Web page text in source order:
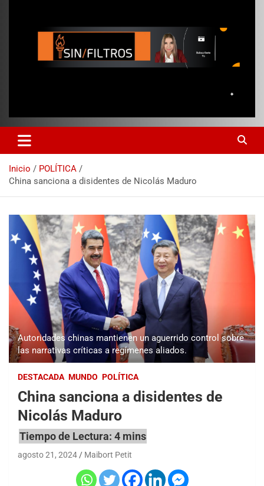
Inicio
POLÍTICA
China sanciona a disidentes de Nicolás Maduro
Autoridades chinas mantienen un aguerrido control sobre
las narrativas críticas a regímenes aliados.
DESTACADA MUNDO POLÍTICA
China sanciona a disidentes de
Nicolás Maduro
agosto 21, 2024 Maibort Petit